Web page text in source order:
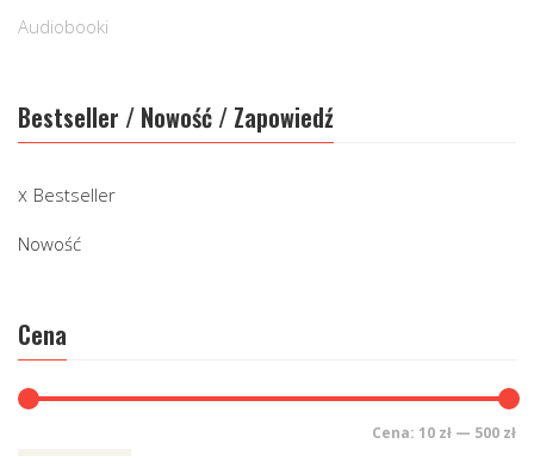
Audiobooki
Bestseller / Nowość / Zapowiedź
Bestseller
Nowość
Cena
Cena: 10 zł — 500 zł